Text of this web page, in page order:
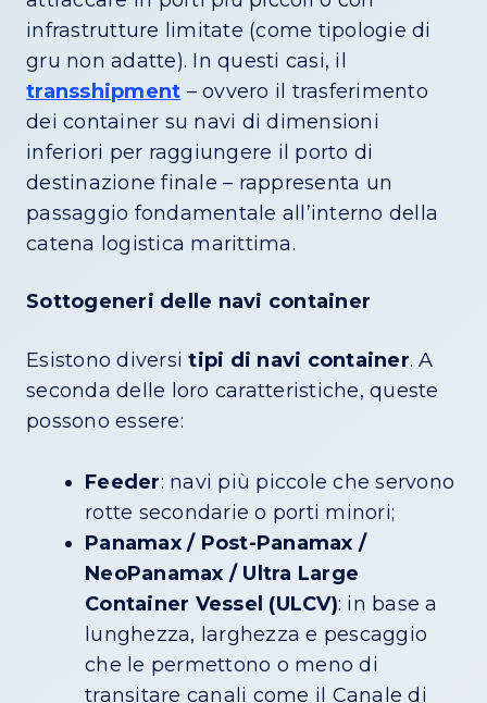
infrastrutture limitate (come tipologie di
gru non adatte). In questi casi, il
transshipment – ovvero il trasferimento
dei container su navi di dimensioni
inferiori per raggiungere il porto di
destinazione finale – rappresenta un
passaggio fondamentale all’interno della
catena logistica marittima.
Sottogeneri delle navi container
Esistono diversitipi di navi container. A
seconda delle loro caratteristiche, queste
possono essere:
Feeder: navi più piccole che servono
rotte secondarie o porti minori;
Panamax / Post-Panamax /
NeoPanamax / Ultra Large
Container Vessel (ULCV): in base a
lunghezza, larghezza e pescaggio
che le permettono o meno di
transitare canali come il Canale di